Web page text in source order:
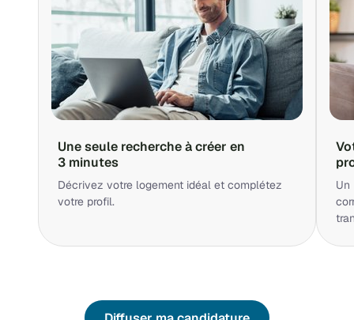
Une seule recherche à créer en
3 minutes
Décrivez votre logement idéal et complétez
votre profil.
Un